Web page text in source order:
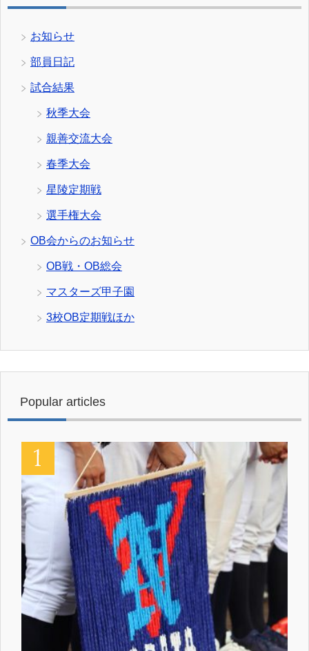
お知らせ
部員日記
試合結果
秋季大会
親善交流大会
春季大会
星陵定期戦
選手権大会
OB会からのお知らせ
OB戦・OB総会
マスターズ甲子園
3校OB定期戦ほか
Popular articles